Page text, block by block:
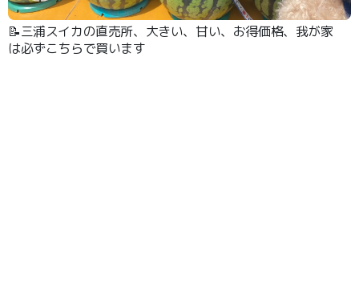
📝三浦スイカの直売所、大きい、甘い、お得価格、我が家
は必ずこちらで買います